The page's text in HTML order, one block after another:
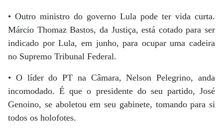
• Outro ministro do governo Lula pode ter vida curta.
Márcio Thomaz Bastos, da Justiça, está cotado para ser
indicado por Lula, em junho, para ocupar uma cadeira
no Supremo Tribunal Federal.
• O líder do PT na Câmara, Nelson Pelegrino, anda
incomodado. É que o presidente do seu partido, José
Genoino, se aboletou em seu gabinete, tomando para si
todos os holofotes.